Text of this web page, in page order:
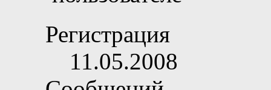
Регистрация
11.05.2008